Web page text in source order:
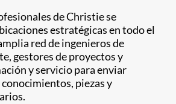
de Christie se
estratégicas en todo el
red de ingenieros de
gestores de proyectos y
y servicio para enviar
piezas y